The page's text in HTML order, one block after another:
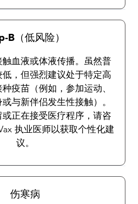
B（低风险）
血液或体液传播。虽然普
，但强烈建议处于特定高
疫苗（例如，参加运动、
与新伴侣发生性接触）。
正在接受医疗程序，请咨
执业医师以获取个性化建
议。
伤寒病